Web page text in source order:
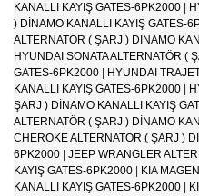
KANALLI KAYIŞ GATES-6PK2000
) DİNAMO KANALLI KAYIŞ GATES-
ALTERNATÖR ( ŞARJ ) DİNAMO
HYUNDAI SONATA ALTERNATÖR (
GATES-6PK2000
HYUNDAI
KANALLI KAYIŞ GATES-6PK2000
ŞARJ ) DİNAMO KANALLI KAYIŞ
ALTERNATÖR ( ŞARJ ) DİNAMO
CHEROKE ALTERNATÖR ( ŞARJ )
6PK2000
JEEP WRANGLER
KAYIŞ GATES-6PK2000
KIA
KANALLI KAYIŞ GATES-6PK2000